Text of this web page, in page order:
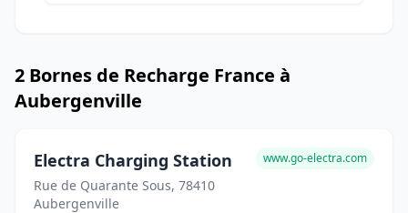
2 Bornes de Recharge France à
Aubergenville
Electra Charging Station
Rue de Quarante Sous, 78410
Aubergenville
www.go-electra.com